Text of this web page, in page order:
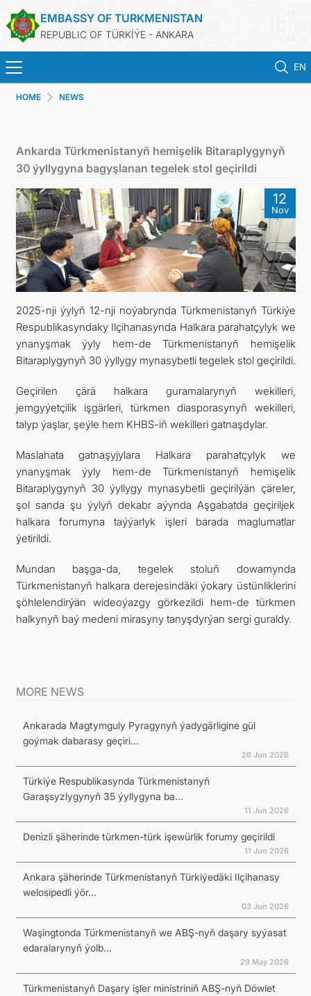
EMBASSY OF TURKMENISTAN
REPUBLIC OF TÜRKİÝE - ANKARA
EN
TURKMENISTAN
CONSULAR SERVICES
SCHEDULE AN APPOINTMENT
MFA
TOURISM
CONTACT US
HOME NEWS
Ankarda Türkmenistanyň hemişelik Bitaraplygynyň
30 ýyllygyna bagyşlanan tegelek stol geçirildi
12
Nov
2025-nji ýylyň 12-nji noýabrynda Türkmenistanyň Türkiýe
Respublikasyndaky Ilçihanasynda Halkara parahatçylyk we
ynanyşmak ýyly hem-de Türkmenistanyň hemişelik
Bitaraplygynyň 30 ýyllygy mynasybetli tegelek stol geçirildi.
Geçirilen çärä halkara guramalarynyň wekilleri,
jemgyýetçilik işgärleri, türkmen diasporasynyň wekilleri,
talyp ýaşlar, şeýle hem KHBS-iň wekilleri gatnaşdylar.
Maslahata gatnaşyjylara Halkara parahatçylyk we
ynanyşmak ýyly hem-de Türkmenistanyň hemişelik
Bitaraplygynyň 30 ýyllygy mynasybetli geçirilýän çäreler,
şol sanda şu ýylyň dekabr aýynda Aşgabatda geçiriljek
halkara forumyna taýýarlyk işleri barada maglumatlar
ýetirildi.
Mundan başga-da, tegelek stoluň dowamynda
Türkmenistanyň halkara derejesindäki ýokary üstünliklerini
şöhlelendirýän wideoýazgy görkezildi hem-de türkmen
halkynyň baý medeni mirasyny tanyşdyrýan sergi guraldy.
MORE NEWS
Ankarada Magtymguly Pyragynyň ýadygärligine gül
goýmak dabarasy geçiri...
26 Jun 2026
Türkiýe Respublikasynda Türkmenistanyň
Garaşsyzlygynyň 35 ýyllygyna ba...
11 Jun 2026
Denizli şäherinde türkmen-türk işewürlik forumy geçirildi
11 Jun 2026
Ankara şäherinde Türkmenistanyň Türkiýedäki Ilçihanasy
welosipedli ýör...
03 Jun 2026
Waşingtonda Türkmenistanyň we ABŞ-nyň daşary syýasat
edaralarynyň ýolb...
29 May 2026
Türkmenistanyň Daşary işler ministriniň ABŞ-nyň Döwlet